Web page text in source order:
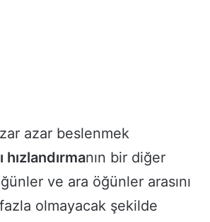
azar beslenmek
nın bir diğer
ve ara öğünler arasını
olmayacak şekilde